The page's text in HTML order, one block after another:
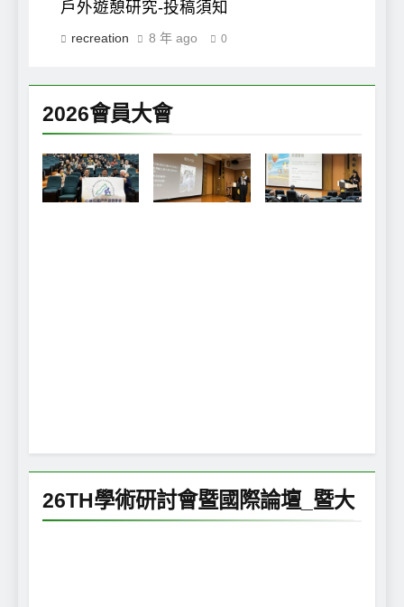
戶外遊憩研究-投稿須知
recreation 8 年 ago 0
2026會員大會
26TH學術研討會暨國際論壇_暨大